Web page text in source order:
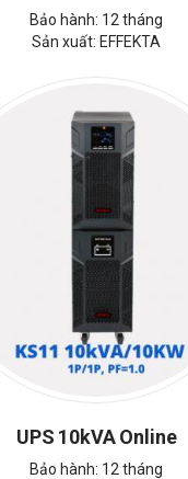
Bảo hành: 12 tháng
Sản xuất: EFFEKTA
UPS 10kVA Online
Bảo hành: 12 tháng